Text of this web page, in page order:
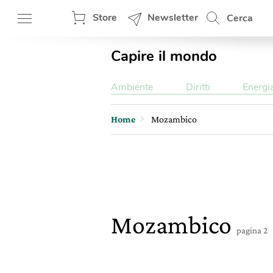
Store Newsletter Cerca
Capire il mondo
Ambiente Diritti
Home Mozambico
Mozambico pagina 2